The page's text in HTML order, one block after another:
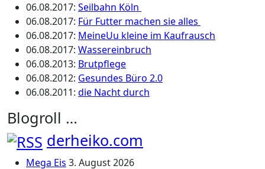
06.08.2017: Seilbahn Köln
06.08.2017: Für Futter machen sie alles
06.08.2017: MeineUu kleine im Kaufrausch
06.08.2017: Wassereinbruch
06.08.2013: Brutpflege
06.08.2012: Gesundes Büro 2.0
06.08.2011: die Nacht durch
Blogroll …
derheiko.com
Mega Eis 3. August 2026